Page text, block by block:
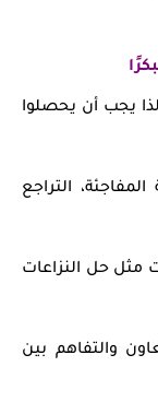
يجب أن يحصلوا
التراجع
مثل حل النزاعات
والتفاهم بين